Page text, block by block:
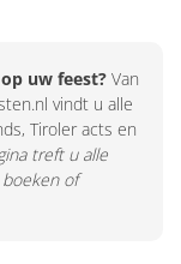
uw feest? Van
vindt u alle
Tiroler acts en
treft u alle
of